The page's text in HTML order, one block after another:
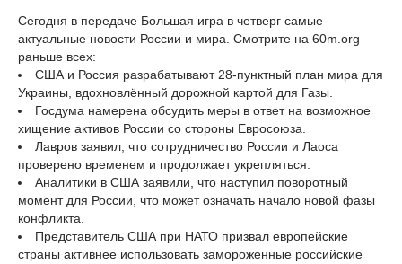
Сегодня в передаче Большая игра в четверг самые
актуальные новости России и мира. Смотрите на 60m.org
раньше всех:
США и Россия разрабатывают 28-пунктный план мира для
Украины, вдохновлённый дорожной картой для Газы.
Госдума намерена обсудить меры в ответ на возможное
хищение активов России со стороны Евросоюза.
Лавров заявил, что сотрудничество России и Лаоса
проверено временем и продолжает укрепляться.
Аналитики в США заявили, что наступил поворотный
момент для России, что может означать начало новой фазы
конфликта.
Представитель США при НАТО призвал европейские
страны активнее использовать замороженные российские